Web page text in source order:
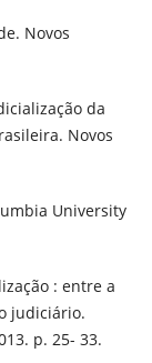
Novos
da
Novos
University
: entre a
judiciário.
p. 25- 33.